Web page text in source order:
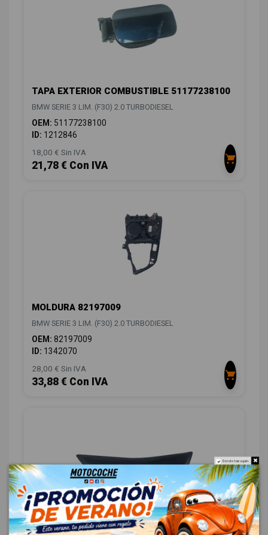
TAPA EXTERIOR COMBUSTIBLE 51177238100
BMW SERIE 3 LIM. (F30) 2.0 TURBODIESEL
OEM: 51177238100
ID: 1212846
18,00 € Sin IVA
21,78 € Con IVA
MOLDURA 82197009
BMW SERIE 3 LIM. (F30) 2.0 TURBODIESEL
OEM: 82197009
ID: 1342070
28,00 € Sin IVA
33,88 € Con IVA
MOLDURA 51477263314
Do not show again.